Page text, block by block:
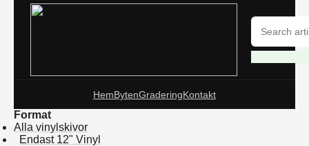
HemBytenGraderingKontakt
Format
Alla vinylskivor
Endast 12" Vinyl